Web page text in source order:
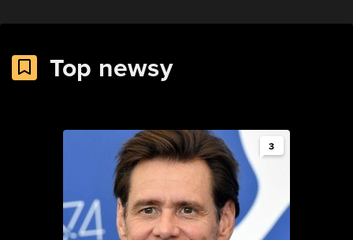
Top newsy
3